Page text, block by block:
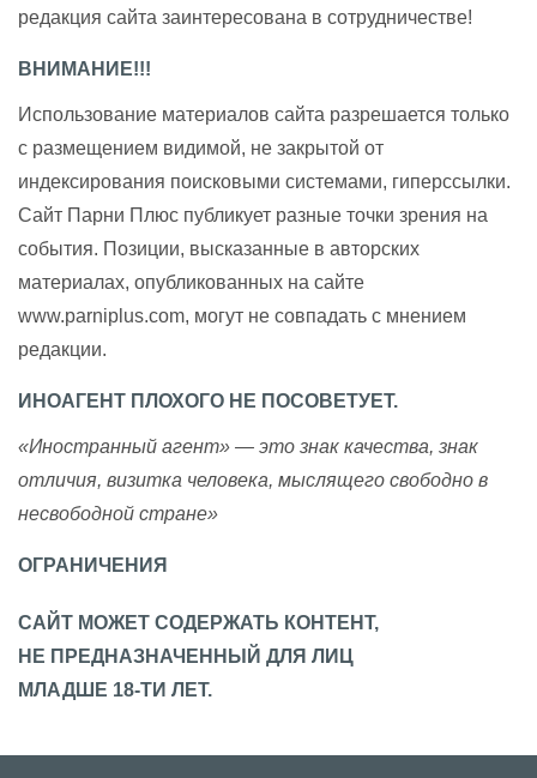
редакция сайта заинтересована в сотрудничестве!
ВНИМАНИЕ!!!
Использование материалов сайта разрешается только
с размещением видимой, не закрытой от
индексирования поисковыми системами, гиперссылки.
Сайт Парни Плюс публикует разные точки зрения на
события. Позиции, высказанные в авторских
материалах, опубликованных на сайте
www.parniplus.com, могут не совпадать с мнением
редакции.
ИНОАГЕНТ ПЛОХОГО НЕ ПОСОВЕТУЕТ.
«Иностранный агент» — это знак качества, знак
отличия, визитка человека, мыслящего свободно в
несвободной стране»
ОГРАНИЧЕНИЯ
САЙТ МОЖЕТ СОДЕРЖАТЬ КОНТЕНТ,
НЕ ПРЕДНАЗНАЧЕННЫЙ ДЛЯ ЛИЦ
МЛАДШЕ 18-ТИ ЛЕТ.